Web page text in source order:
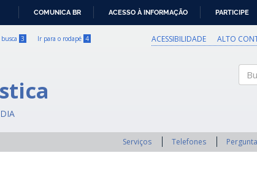
COMUNICA BR ACESSO À INFORMAÇÃO PARTICIPE
3 Ir para o rodapé 4 ACESSIBILIDADE ALTO
Serviços Telefones